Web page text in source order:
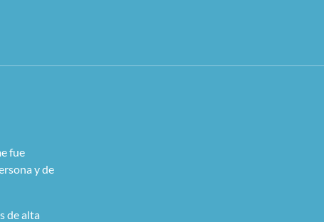
fue
y de
de alta